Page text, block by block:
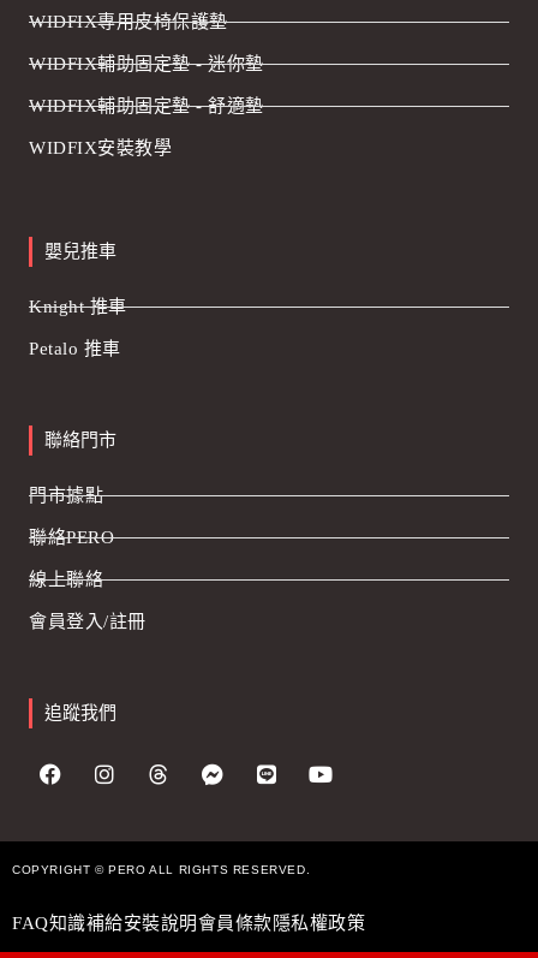
WIDFIX專用皮椅保護墊
WIDFIX輔助固定墊 - 迷你墊
WIDFIX輔助固定墊 - 舒適墊
WIDFIX安裝教學
嬰兒推車
Knight 推車
Petalo 推車
聯絡門市
門市據點
聯絡PERO
線上聯絡
會員登入/註冊
追蹤我們
COPYRIGHT © PERO ALL RIGHTS RESERVED.
FAQ知識補給安裝說明會員條款隱私權政策